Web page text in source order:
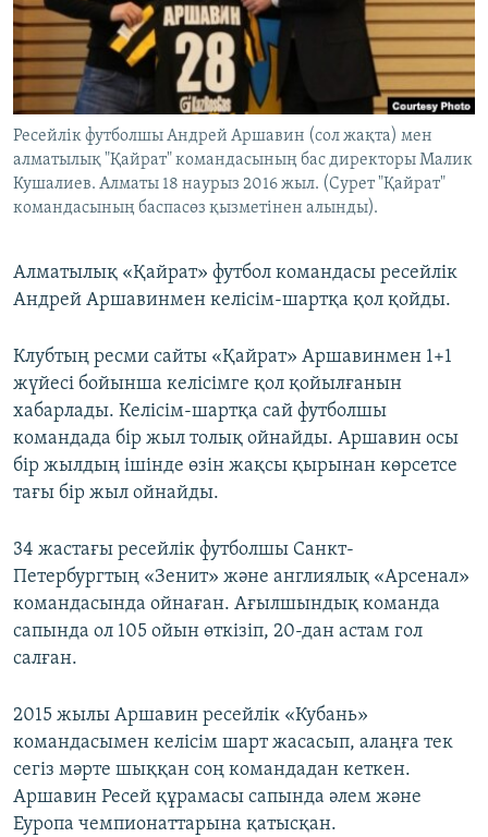
ЖАЗЫЛЫҢЫЗ
Басқа тілдерде
Ресейлік футболшы Андрей Аршавин (сол жақта) мен
алматылық "Қайрат" командасының бас директоры Малик
Кушалиев. Алматы 18 наурыз 2016 жыл. (Сурет "Қайрат"
командасының баспасөз қызметінен алынды).
Алматылық «Қайрат» футбол командасы ресейлік
Андрей Аршавинмен келісім-шартқа қол қойды.
Клубтың ресми сайты «Қайрат» Аршавинмен 1+1
жүйесі бойынша келісімге қол қойылғанын
хабарлады. Келісім-шартқа сай футболшы
командада бір жыл толық ойнайды. Аршавин осы
бір жылдың ішінде өзін жақсы қырынан көрсетсе
тағы бір жыл ойнайды.
34 жастағы ресейлік футболшы Санкт-
Петербургтың «Зенит» және англиялық «Арсенал»
командасында ойнаған. Ағылшындық команда
сапында ол 105 ойын өткізіп, 20-дан астам гол
салған.
2015 жылы Аршавин ресейлік «Кубань»
командасымен келісім шарт жасасып, алаңға тек
сегіз мәрте шыққан соң командадан кеткен.
Аршавин Ресей құрамасы сапында әлем және
Еуропа чемпионаттарына қатысқан.